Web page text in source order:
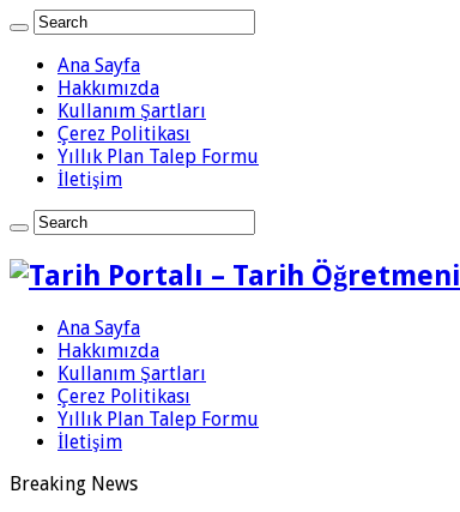
Ana Sayfa
Hakkımızda
Kullanım Şartları
Çerez Politikası
Yıllık Plan Talep Formu
İletişim
Ana Sayfa
Hakkımızda
Kullanım Şartları
Çerez Politikası
Yıllık Plan Talep Formu
İletişim
Breaking News